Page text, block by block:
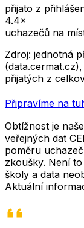
přijato z
4.4×
uchazečů na
Zdroj: jednotná
(data.cermat.cz),
přijatých z
Připravíme na
Obtížnost je
veřejných dat
poměru
zkoušky. Není
školy a data
Aktuální